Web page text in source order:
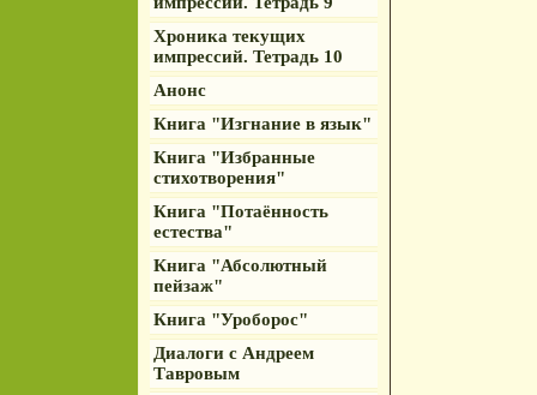
Хроника текущих
импрессий. Тетрадь 10
Анонс
Книга "Изгнание в язык"
Книга "Избранные
стихотворения"
Книга "Потаённость
естества"
Книга "Абсолютный
пейзаж"
Книга "Уроборос"
Диалоги с Андреем
Тавровым